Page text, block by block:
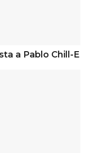
a Pablo Chill-E